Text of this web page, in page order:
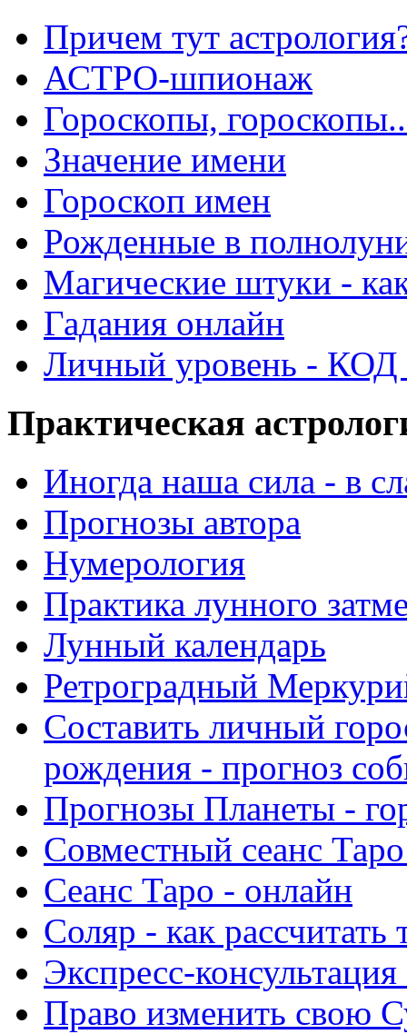
Причем тут
АСТРО-шпионаж
Гороскопы,
Значение имени
Гороскоп имен
Рожденные в
Магические штуки -
Гадания онлайн
Личный уровень - КОД
Практическая
Иногда наша сила - в
Прогнозы автора
Нумерология
Практика лунного
Лунный календарь
Ретроградный
Составить личный
рождения - прогноз
Прогнозы Планеты -
Совместный сеанс
Сеанс Таро - онлайн
Соляр - как
Экспресс-
Право изменить свою